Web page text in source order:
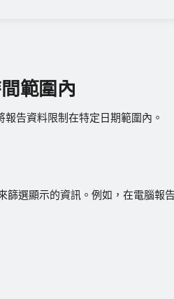
範圍內
報告資料限制在特定日期範圍內。
選顯示的資訊。例如，在電腦報